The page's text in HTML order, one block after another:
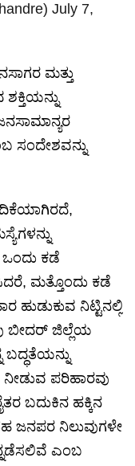
July 7,
ಮತ್ತು
ಸಂದೇಶವನ್ನು
ಕಡೆ
ಮತ್ತೊಂದು ಕಡೆ
ಹುಡುಕುವ ನಿಟ್ಟಿನಲ್ಲಿ
ಬೀದರ್ ಜಿಲ್ಲೆಯ
ಬದ್ಧತೆಯನ್ನು
ಪರಿಹಾರವು
ಬದುಕಿನ ಹಕ್ಕಿನ
ಜನಪರ ನಿಲುವುಗಳೇ
ಎಂಬ